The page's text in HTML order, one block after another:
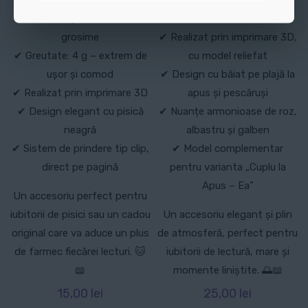
grosime
✔ Greutate: 4 g – extrem de
ușor și comod
✔ Realizat prin imprimare 3D
✔ Design elegant cu pisică
neagră
✔ Sistem de prindere tip clip,
direct pe pagină
Un accesoriu perfect pentru
iubitorii de pisici sau un cadou
original care va aduce un plus
de farmec fiecărei lecturi. 🐱
📖
15,00 lei
✔ Realizat prin imprimare 3D,
cu model reliefat
✔ Design cu băiat pe plajă la
apus și pescăruși
✔ Nuanțe armonioase de roz,
albastru și galben
✔ Model complementar
pentru varianta „Cuplu la
Apus – Ea”
Un accesoriu elegant și plin
de atmosferă, perfect pentru
iubitorii de lectură, mare și
momente liniștite. 🌅📖
25,00 lei